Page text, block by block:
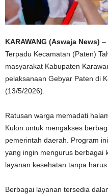
KARAWANG (Aswaja News) –
Terpadu Kecamatan (Paten)
masyarakat Kabupaten
pelaksanaan Gebyar Paten di
(13/5/2026).
Ratusan warga memadati
Kulon untuk mengakses
pemerintah daerah. Program
yang ingin mengurus berbagai
layanan kesehatan tanpa
Berbagai layanan tersedia